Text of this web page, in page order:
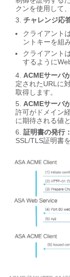
クンを使用して
チャレンジ応
クライアント
ントキーを組
クライアント
するように
ACMEサーバ
定されたURLに
取得します。
ACMEサーバ
許可がドメイン
に期待される値
証明書の発行：
SSL/TLS証明書